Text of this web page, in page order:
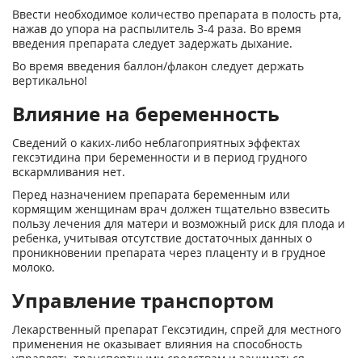
Ввести необходимое количество препарата в полость рта,
нажав до упора на распылитель 3-4 раза. Во время
введения препарата следует задержать дыхание.
Во время введения баллон/флакон следует держать
вертикально!
Влияние на беременность
Сведений о каких-либо неблагоприятных эффектах
гексэтидина при беременности и в период грудного
вскармливания нет.
Перед назначением препарата беременным или
кормящим женщинам врач должен тщательно взвесить
пользу лечения для матери и возможный риск для плода и
ребенка, учитывая отсутствие достаточных данных о
проникновении препарата через плаценту и в грудное
молоко.
Управление транспортом
Лекарственный препарат Гексэтидин, спрей для местного
применения не оказывает влияния на способность